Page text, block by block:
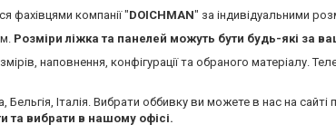
фахівцями компанії "DOICHMAN" за індивідуальними
Розміри ліжка та панелей можуть бути будь-які за
наповнення, конфігурації та обраного матеріалу.
Італія. Вибрати оббивку ви можете в нас на
та вибрати в нашому офісі.